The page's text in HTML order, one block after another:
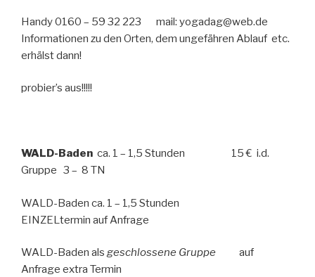
Handy 0160 – 59 32 223 mail: yogadag@web.de
Informationen zu den Orten, dem ungefähren Ablauf etc.
erhälst dann!
probier’s aus!!!!!
WALD-Baden ca. 1 – 1,5 Stunden 15 € i.d.
Gruppe 3 – 8 TN
WALD-Baden ca. 1 – 1,5 Stunden
EINZELtermin auf Anfrage
WALD-Baden als geschlossene Gruppe
auf
Anfrage extra Termin